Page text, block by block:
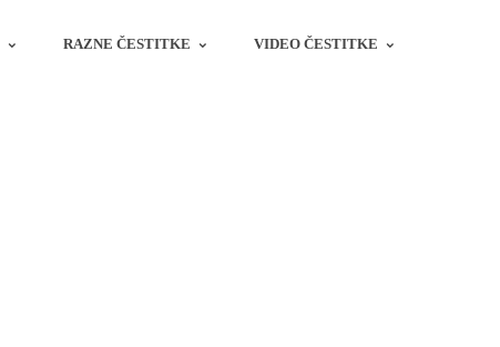
RAZNE ČESTITKE VIDEO ČESTITKE